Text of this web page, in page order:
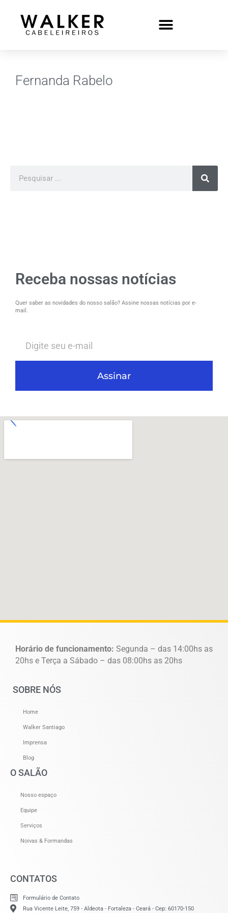
Fernanda Rabelo
Receba nossas notícias
Quer saber as novidades do nosso salão? Assine nossas notícias por e-
mail.
Assinar
Horário de funcionamento: Segunda – das 14:00hs as
20hs e Terça a Sábado – das 08:00hs as 20hs
SOBRE NÓS
Home
Walker Santiago
Imprensa
Blog
O SALÃO
Nosso espaço
Equipe
Serviços
Noivas & Formandas
CONTATOS
Formulário de Contato
Rua Vicente Leite, 759 - Aldeota - Fortaleza - Ceará - Cep: 60170-150